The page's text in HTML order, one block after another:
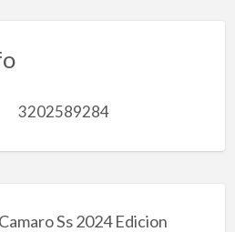
3202589284
Ss 2024 Edicion